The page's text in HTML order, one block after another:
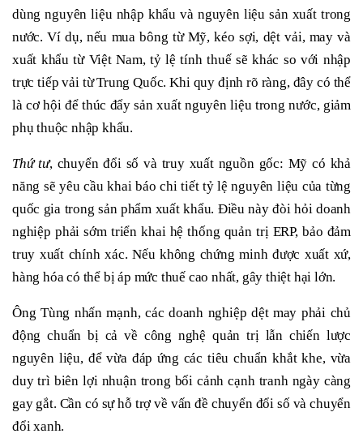
dùng nguyên liệu nhập khẩu và nguyên liệu sản xuất trong
nước. Ví dụ, nếu mua bông từ Mỹ, kéo sợi, dệt vải, may và
xuất khẩu từ Việt Nam, tỷ lệ tính thuế sẽ khác so với nhập
trực tiếp vải từ Trung Quốc. Khi quy định rõ ràng, đây có thể
là cơ hội để thúc đẩy sản xuất nguyên liệu trong nước, giảm
phụ thuộc nhập khẩu.
Thứ tư, chuyển đổi số và truy xuất nguồn gốc: Mỹ có khả
năng sẽ yêu cầu khai báo chi tiết tỷ lệ nguyên liệu của từng
quốc gia trong sản phẩm xuất khẩu. Điều này đòi hỏi doanh
nghiệp phải sớm triển khai hệ thống quản trị ERP, bảo đảm
truy xuất chính xác. Nếu không chứng minh được xuất xứ,
hàng hóa có thể bị áp mức thuế cao nhất, gây thiệt hại lớn.
Ông Tùng nhấn mạnh, các doanh nghiệp dệt may phải chủ
động chuẩn bị cả về công nghệ quản trị lẫn chiến lược
nguyên liệu, để vừa đáp ứng các tiêu chuẩn khắt khe, vừa
duy trì biên lợi nhuận trong bối cảnh cạnh tranh ngày càng
gay gắt. Cần có sự hỗ trợ về vấn đề chuyển đổi số và chuyển
đổi xanh.